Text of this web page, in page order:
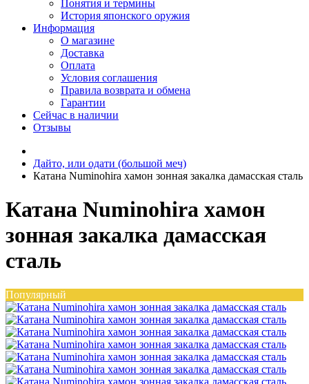
Понятия и термины
История японского оружия
Информация
О магазине
Доставка
Оплата
Условия соглашения
Правила возврата и обмена
Гарантии
Сейчас в наличии
Отзывы
Дайто, или одати (большой меч)
Катана Numinohira хамон зонная закалка дамасская сталь
Катана Numinohira хамон
зонная закалка дамасская
сталь
Популярный